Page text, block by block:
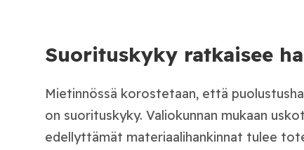
Suorituskyky ratkaisee
Mietinnössä korostetaan, että
on suorituskyky. Valiokunnan mukaan
edellyttämät materiaalihankinnat tulee